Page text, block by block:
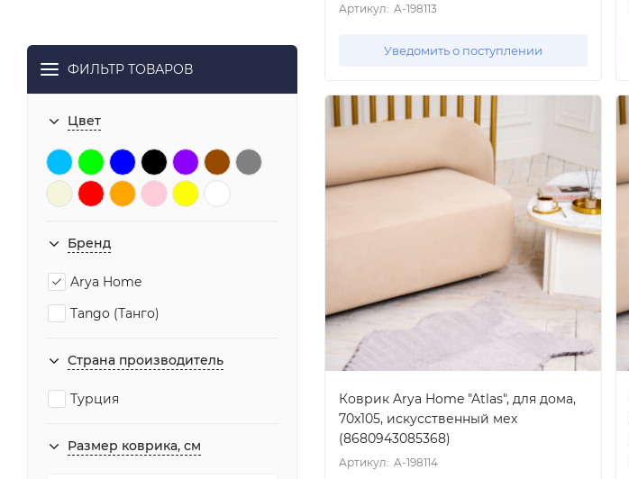
ФИЛЬТР ТОВАРОВ
Цвет
Бренд
Arya Home
Tango (Танго)
Страна производитель
Турция
Размер коврика, см
Артикул: A-198113
Уведомить о поступлении
Коврик Arya Home "Atlas", для дома,
70x105, искусственный мех
(8680943085368)
Артикул: A-198114